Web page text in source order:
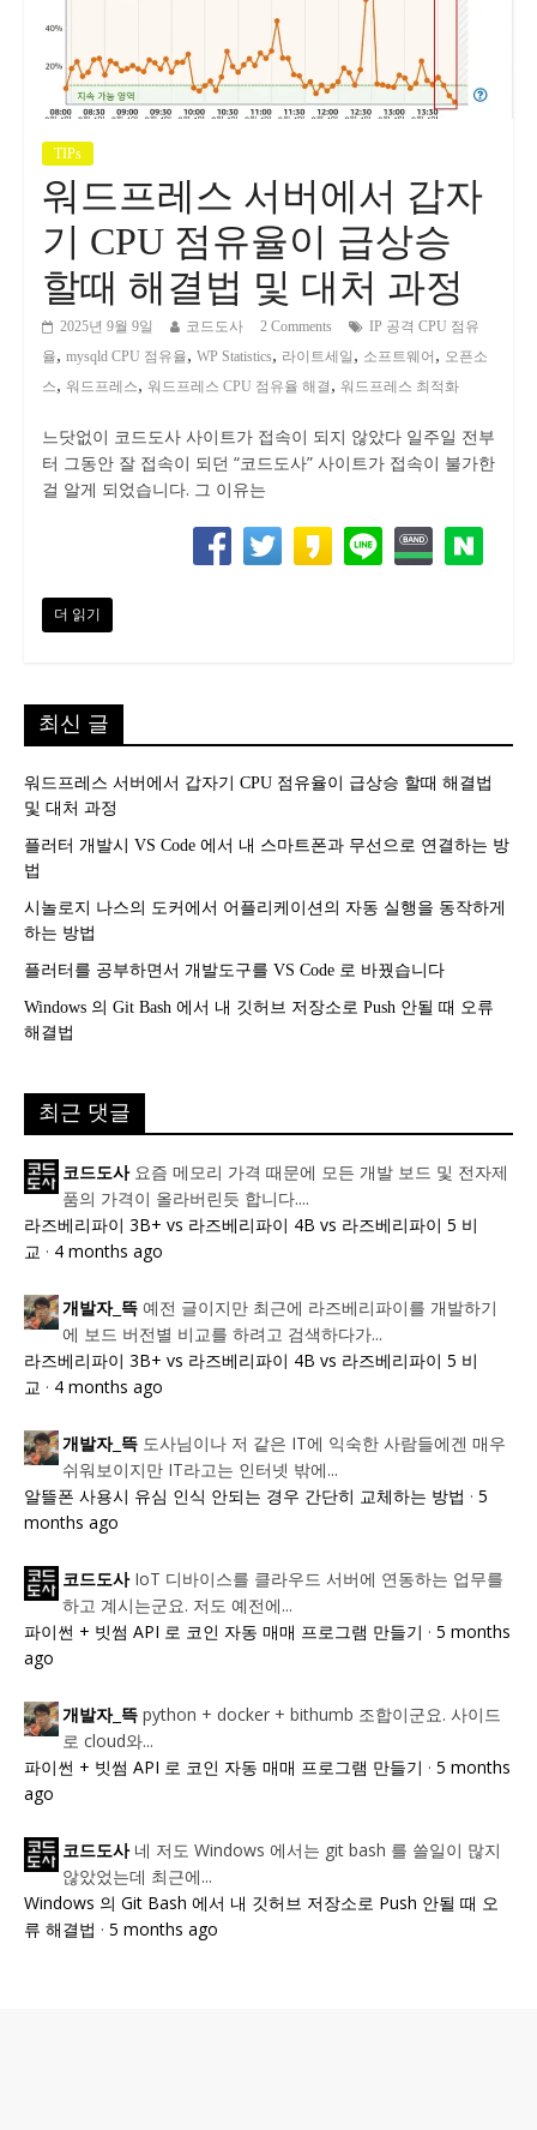
TIPs
워드프레스 서버에서 갑자
기 CPU 점유율이 급상승
할때 해결법 및 대처 과정
2025년 9월 9일 코드도사 2 Comments
IP 공격 CPU 점유
율, mysqld CPU 점유율, WP Statistics, 라이트세일 , 소프트웨어 , 오픈소
스, 워드프레스, 워드프레스 CPU 점유율 해결 , 워드프레스 최적화
느닷없이 코드도사 사이트가 접속이 되지 않았다 일주일 전부
터 그동안 잘 접속이 되던 “코드도사” 사이트가 접속이 불가한
걸 알게 되었습니다. 그 이유는
더 읽기
최신 글
워드프레스 서버에서 갑자기 CPU 점유율이 급상승 할때 해결법
및 대처 과정
플러터 개발시 VS Code 에서 내 스마트폰과 무선으로 연결하는 방
법
시놀로지 나스의 도커에서 어플리케이션의 자동 실행을 동작하게
하는 방법
플러터를 공부하면서 개발도구를 VS Code 로 바꿨습니다
Windows 의 Git Bash 에서 내 깃허브 저장소로 Push 안될 때 오류
해결법
최근 댓글
코드도사 요즘 메모리 가격 때문에 모든 개발 보드 및 전자제
품의 가격이 올라버린듯 합니다....
라즈베리파이 3B+ vs 라즈베리파이 4B vs 라즈베리파이 5 비
교 · 4 months ago
개발자_뜩 예전 글이지만 최근에 라즈베리파이를 개발하기
에 보드 버전별 비교를 하려고 검색하다가...
라즈베리파이 3B+ vs 라즈베리파이 4B vs 라즈베리파이 5 비
교 · 4 months ago
개발자_뜩 도사님이나 저 같은 IT에 익숙한 사람들에겐 매우
쉬워보이지만 IT라고는 인터넷 밖에...
알뜰폰 사용시 유심 인식 안되는 경우 간단히 교체하는 방법 · 5
months ago
코드도사 IoT 디바이스를 클라우드 서버에 연동하는 업무를
하고 계시는군요. 저도 예전에...
파이썬 + 빗썸 API 로 코인 자동 매매 프로그램 만들기 · 5 months
ago
개발자_뜩 python + docker + bithumb 조합이군요. 사이드
로 cloud와...
파이썬 + 빗썸 API 로 코인 자동 매매 프로그램 만들기 · 5 months
ago
코드도사 네 저도 Windows 에서는 git bash 를 쓸일이 많지
않았었는데 최근에...
Windows 의 Git Bash 에서 내 깃허브 저장소로 Push 안될 때 오
류 해결법 · 5 months ago